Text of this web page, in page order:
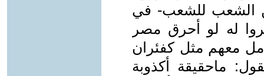
الشعب للشعب- في
له لو أحرق مصر
معهم مثل كفئران
ماحقيقة أكذوبة